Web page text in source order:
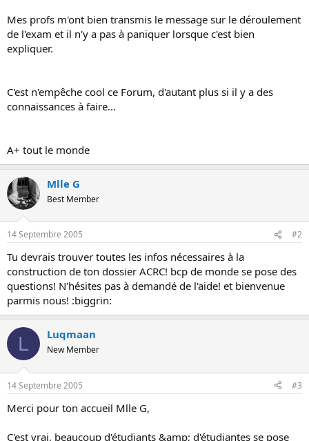
Mes profs m'ont bien transmis le message sur le déroulement
de l'exam et il n'y a pas à paniquer lorsque c'est bien
expliquer.
C'est n'empêche cool ce Forum, d'autant plus si il y a des
connaissances à faire...
A+ tout le monde
Mlle G
Best Member
14 Septembre 2005 #2
Tu devrais trouver toutes les infos nécessaires à la
construction de ton dossier ACRC! bcp de monde se pose des
questions! N'hésites pas à demandé de l'aide! et bienvenue
parmis nous! :biggrin:
L Luqmaan
New Member
14 Septembre 2005 #3
Merci pour ton accueil Mlle G,
C'est vrai, beaucoup d'étudiants &amp; d'étudiantes se pose